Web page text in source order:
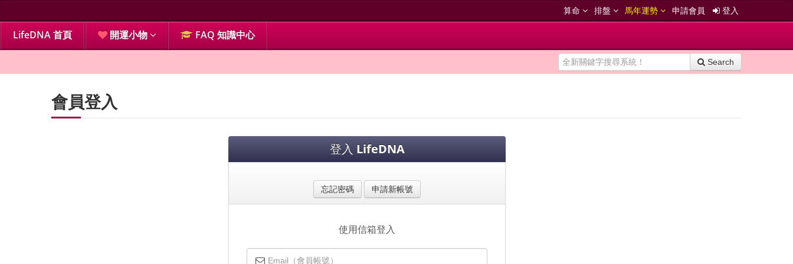
算命 排盤 馬年運勢 申請會員 登入
LifeDNA 首頁 開運小物 FAQ 知識中心
Search
會員登入
登入 LifeDNA
忘記密碼 申請新帳號
使用信箱登入